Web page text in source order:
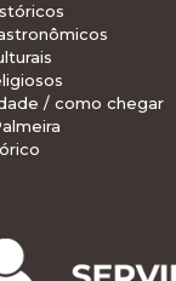
/ como chegar